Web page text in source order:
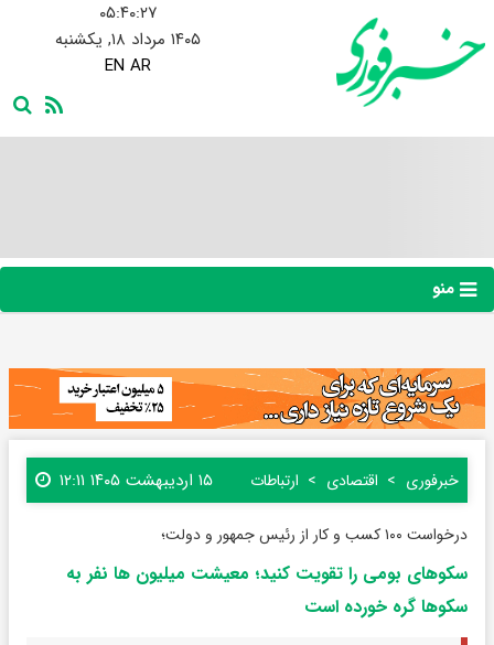
۰۵:۴۰:۲۸
۱۴۰۵ مرداد ۱۸, یکشنبه
EN AR
منو
خبرفوری اقتصادی ارتباطات ۱۵ اردیبهشت ۱۴۰۵ ۱۲:۱۱
درخواست ۱۰۰ کسب و کار از رئیس جمهور و دولت؛
سکوهای بومی را تقویت کنید؛ معیشت میلیون ها نفر به
سکوها گره خورده است